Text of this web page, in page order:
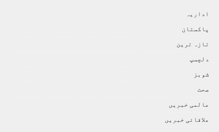
اداريہ
پاکستان
تازہ ترين
دلچسپ
شوبز
صحت
عالمی خبريں
علاقائی خبريں